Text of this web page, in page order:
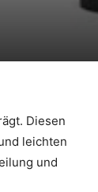
Diesen
leichten
und